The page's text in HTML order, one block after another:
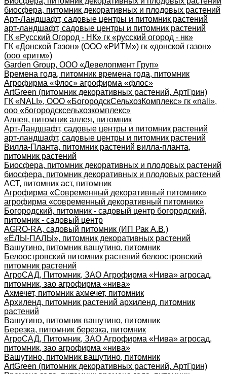
биосфера, питомник декоративных и плодовых растений
Арт-Ландшафт, садовые центры и питомник растений
арт-ландшафт, садовые центры и питомник растений
ГК «Русский Огород - НК» гк «русский огород - нк»
ГК «Донской Газон» (ООО «РИТМ») гк «донской газон»
(ооо «ритм»)
Garden Group, ООО «Девелопмент Груп»
Времена года, питомник времена года, питомник
Агрофирма «Флос» агрофирма «флос»
ArtGreen (питомник декоративных растений, АртГрин)
ГК «NALI», ООО «БогородскСельхозКомплекс» гк «nali»,
ооо «богородсксельхозкомплекс»
Аллея, питомник аллея, питомник
Арт-Ландшафт, садовые центры и питомник растений
арт-ландшафт, садовые центры и питомник растений
Вилла-Планта, питомник растений вилла-планта,
питомник растений
Биосфера, питомник декоративных и плодовых растений
биосфера, питомник декоративных и плодовых растений
АСТ, питомник аст, питомник
Агрофирма «Современный декоративный питомник»
агрофирма «современный декоративный питомник»
Богородский, питомник - садовый центр богородский,
питомник - садовый центр
AGRO-RA, садовый питомник (ИП Рак А.В.)
«ЁЛЫ-ПАЛЫ», питомник декоративных растений
Вашутино, питомник вашутино, питомник
Белоостровский питомник растений белоостровский
питомник растений
АгроСАД, Питомник, ЗАО Агрофирма «Нива» агросад,
питомник, зао агрофирма «нива»
Ахмечет, питомник ахмечет, питомник
Архиленд, питомник растений архиленд, питомник
растений
Вашутино, питомник вашутино, питомник
Березка, питомник березка, питомник
АгроСАД, Питомник, ЗАО Агрофирма «Нива» агросад,
питомник, зао агрофирма «нива»
Вашутино, питомник вашутино, питомник
ArtGreen (питомник декоративных растений, АртГрин)